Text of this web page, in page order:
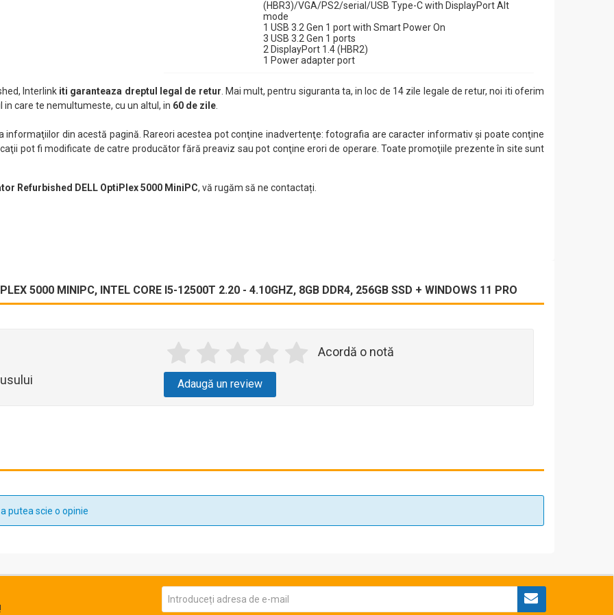
(HBR3)/VGA/PS2/serial/USB Type-C with DisplayPort Alt
mode
1 USB 3.2 Gen 1 port with Smart Power On
3 USB 3.2 Gen 1 ports
2 DisplayPort 1.4 (HBR2)
1 Power adapter port
Interlink iti garanteaza dreptul legal de retur . Mai mult, pentru siguranta ta, in loc de 14 zile legale de retur, noi iti oferim
in care te nemultumeste, cu un altul, in 60 de zile
din acestă pagină. Rareori acestea pot conţine inadvertenţe: fotografia are caracter informativ şi poate conţine
pot fi modificate de catre producător fără preaviz sau pot conţine erori de operare. Toate promoţiile prezente în site sunt
Refurbished DELL OptiPlex 5000 MiniPC, vă rugăm să ne contactați.
5000 MINIPC, INTEL CORE I5-12500T 2.20 - 4.10GHZ, 8GB DDR4, 256GB SSD + WINDOWS 11 PRO
Acordă o notă
Adaugă un review
putea scie o opinie